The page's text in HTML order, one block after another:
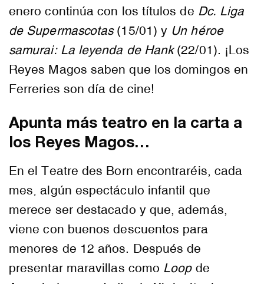
enero continúa con los títulos de Dc. Liga
de Supermascotas (15/01) y Un héroe
samurai: La leyenda de Hank(22/01). ¡Los
Reyes Magos saben que los domingos en
Ferreries son día de cine!
Apunta más teatro en la carta a
los Reyes Magos…
En el Teatre des Born encontraréis, cada
mes, algún espectáculo infantil que
merece ser destacado y que, además,
viene con buenos descuentos para
menores de 12 años. Después de
presentar maravillas como Loopde